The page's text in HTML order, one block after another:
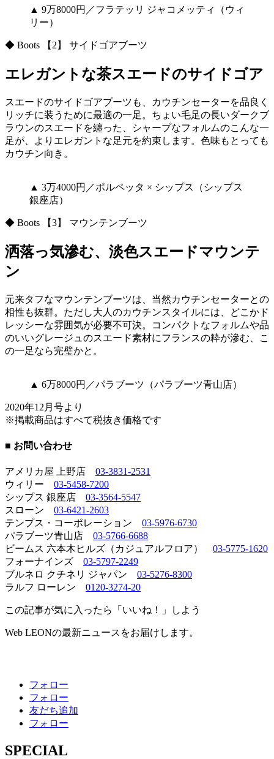
▲ 9万8000円／フラテッリ ジャコメッティ（ウィ
リー）
◆ Boots 【2】 サイドゴアブーツ
エレガントな茶スエードのサイドゴア
スエードのサイドゴアブーツも、カウチンセーターを品良く
リッチに装うために最適の一足。ちょい毛足の長いダークブ
ラウンのスエードを纏った、シャープなフォルムのこんな一
足が、よりエレガントな足元を約束します。色味もとっても
カウチン向き。
▲ 3万4000円／ポルペッタ × シップス（シップス
銀座店）
◆ Boots 【3】 マウンテンブーツ
洒落っ気滲む、淡色スエードマウンテ
ン
元来タフなマウンテンブーツは、当然カウチンセーターとの
相性も抜群。ただし大人のカウチンスタイルには、どこかド
レッシーな雰囲気が必要不可決。コンパクトなフォルムや品
のいいグレージュのスエード素材にフランスの粋が滲む、こ
の一足なら完璧かと。
▲ 6万8000円／パラブーツ（パラブーツ青山店）
2020年12月号より
※掲載商品はすべて税抜き価格です
■ お問い合わせ
アメリカ屋 上野店 03-3831-2531
ウィリー 03-5458-7200
シップス 銀座店 03-3564-5547
スローン 03-6421-2603
テンプス・コーポレーション 03-5976-6730
パラブーツ青山店 03-5766-6688
ビームス 六本木ヒルズ（カジュアルフロア） 03-5775-1620
フォーナインズ 03-5797-2249
ブルネロ クチネリ ジャパン 03-5276-8300
ラルフ ローレン 0120-3274-20
この記事が気に入ったら「いいね！」しよう
Web LEONの最新ニュースをお届けします。
フォロー
フォロー
友だち追加
フォロー
SPECIAL